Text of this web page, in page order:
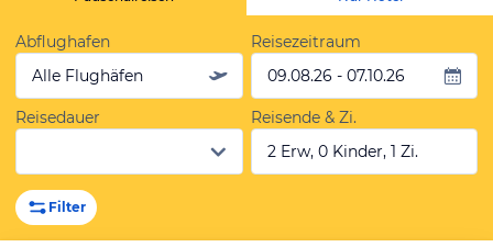
Abflughafen
Alle Flughäfen
Reisezeitraum
09.08.26 - 07.10.26
Reisedauer
Reisende & Zi.
2 Erw, 0 Kinder, 1 Zi.
Filter